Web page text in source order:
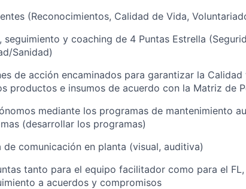
(Reconocimientos, Calidad de Vida,
y coaching de 4 Puntas Estrella
Sanidad)
de acción encaminados para garantizar la Calidad
productos e insumos de acuerdo con la Matriz de
mediante los programas de mantenimiento
(desarrollar los programas)
comunicación en planta (visual, auditiva)
tanto para el equipo facilitador como para el
a acuerdos y compromisos